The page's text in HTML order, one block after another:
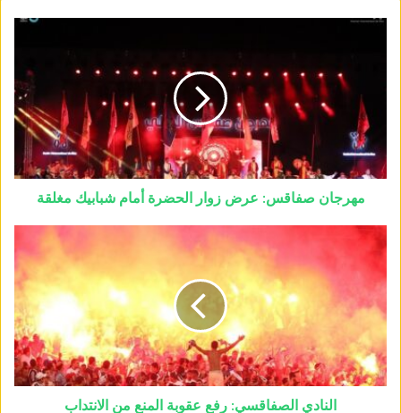
مهرجان صفاقس: عرض زوار الحضرة أمام شبابيك مغلقة
النادي الصفاقسي: رفع عقوبة المنع من الانتداب